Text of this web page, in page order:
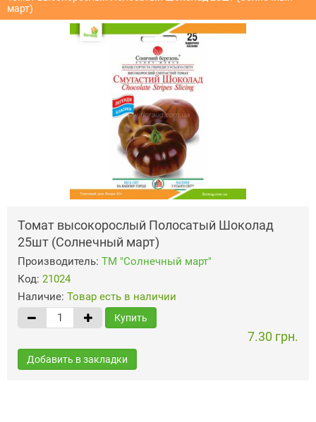
март)
Томат высокорослый Полосатый Шоколад
25шт (Солнечный март)
Производитель: ТМ "Солнечный март"
Код: 21024
Наличие: Товар есть в наличии
Купить
7.30 грн.
Добавить в закладки